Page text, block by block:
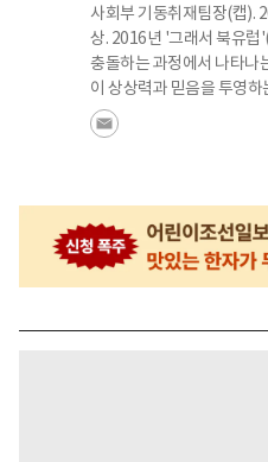
사회부 기동취재팀장(캡).
상. 2016년 '그래서 북유럽
충돌하는 과정에서 나타나
이 상상력과 믿음을 투영